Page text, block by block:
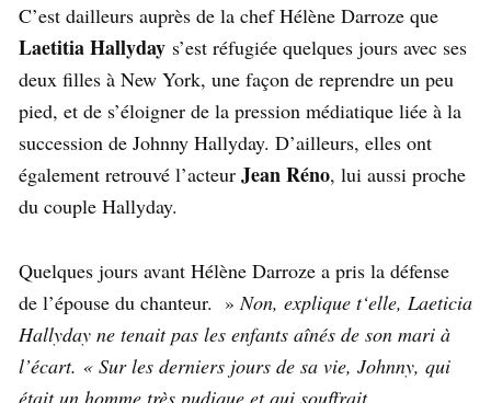
C’est dailleurs auprès de la chef Hélène Darroze que
Laetitia Hallyday s’est réfugiée quelques jours avec ses
deux filles à New York, une façon de reprendre un peu
pied, et de s’éloigner de la pression médiatique liée à la
succession de Johnny Hallyday. D’ailleurs, elles ont
également retrouvé l’acteur Jean Réno, lui aussi proche
du couple Hallyday.
Quelques jours avant Hélène Darroze a pris la défense
de l’épouse du chanteur. » Non, explique t‘elle, Laeticia
Hallyday ne tenait pas les enfants aînés de son mari à
l’écart. « Sur les derniers jours de sa vie, Johnny, qui
était un homme très pudique et qui souffrait